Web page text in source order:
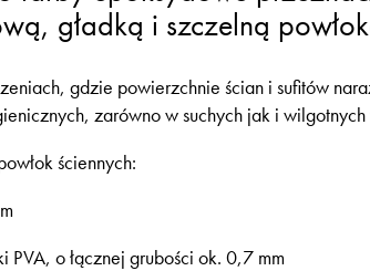
gładką i szczelną
gdzie powierzchnie ścian i sufitów
zarówno w suchych jak i
ściennych:
o łącznej grubości ok. 0,7 mm